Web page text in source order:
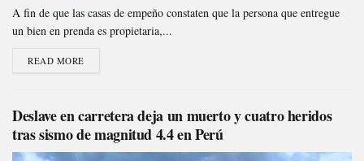
A fin de que las casas de empeño constaten que la persona que entregue
un bien en prenda es propietaria,...
READ MORE
Deslave en carretera deja un muerto y cuatro heridos
tras sismo de magnitud 4.4 en Perú